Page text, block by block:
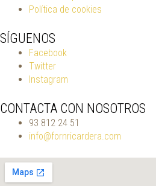
Política de cookies
SÍGUENOS
Facebook
Twitter
Instagram
CONTACTA CON NOSOTROS
93 812 24 51
info@fornricardera.com